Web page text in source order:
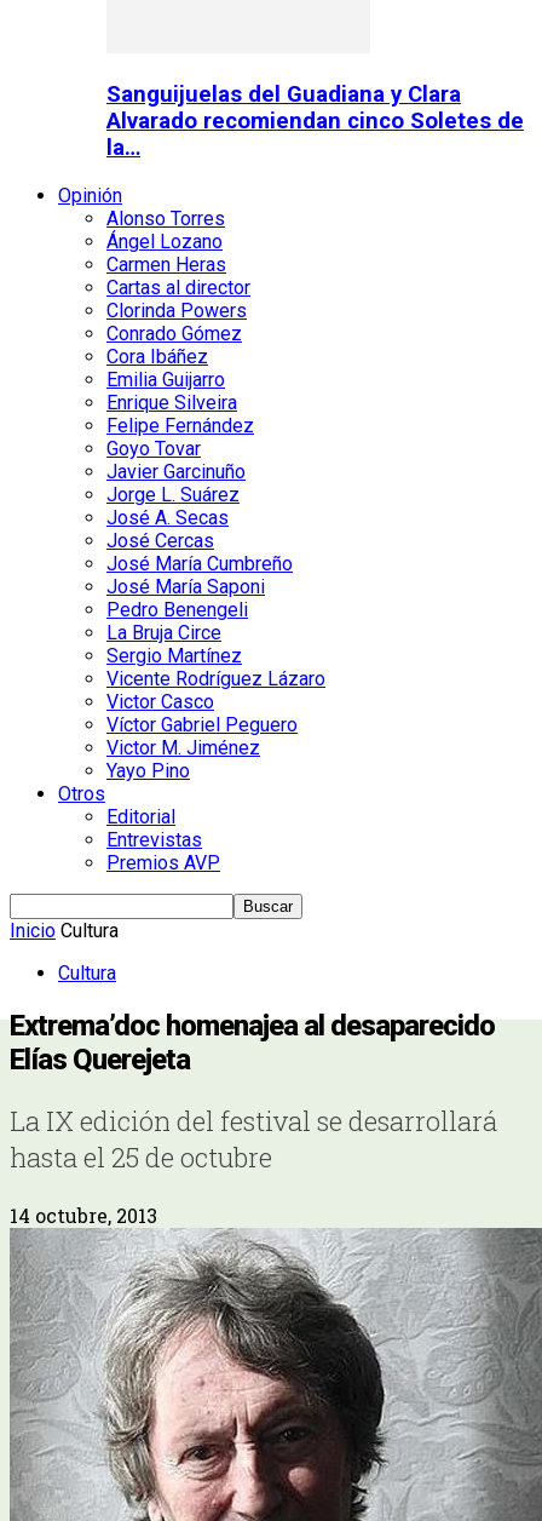
Sanguijuelas del Guadiana y Clara
Alvarado recomiendan cinco Soletes de
la…
Opinión
Alonso Torres
Ángel Lozano
Carmen Heras
Cartas al director
Clorinda Powers
Conrado Gómez
Cora Ibáñez
Emilia Guijarro
Enrique Silveira
Felipe Fernández
Goyo Tovar
Javier Garcinuño
Jorge L. Suárez
José A. Secas
José Cercas
José María Cumbreño
José María Saponi
Pedro Benengeli
La Bruja Circe
Sergio Martínez
Vicente Rodríguez Lázaro
Victor Casco
Víctor Gabriel Peguero
Victor M. Jiménez
Yayo Pino
Otros
Editorial
Entrevistas
Premios AVP
Inicio Cultura
Cultura
Extrema’doc homenajea al desaparecido
Elías Querejeta
La IX edición del festival se desarrollará
hasta el 25 de octubre
14 octubre, 2013